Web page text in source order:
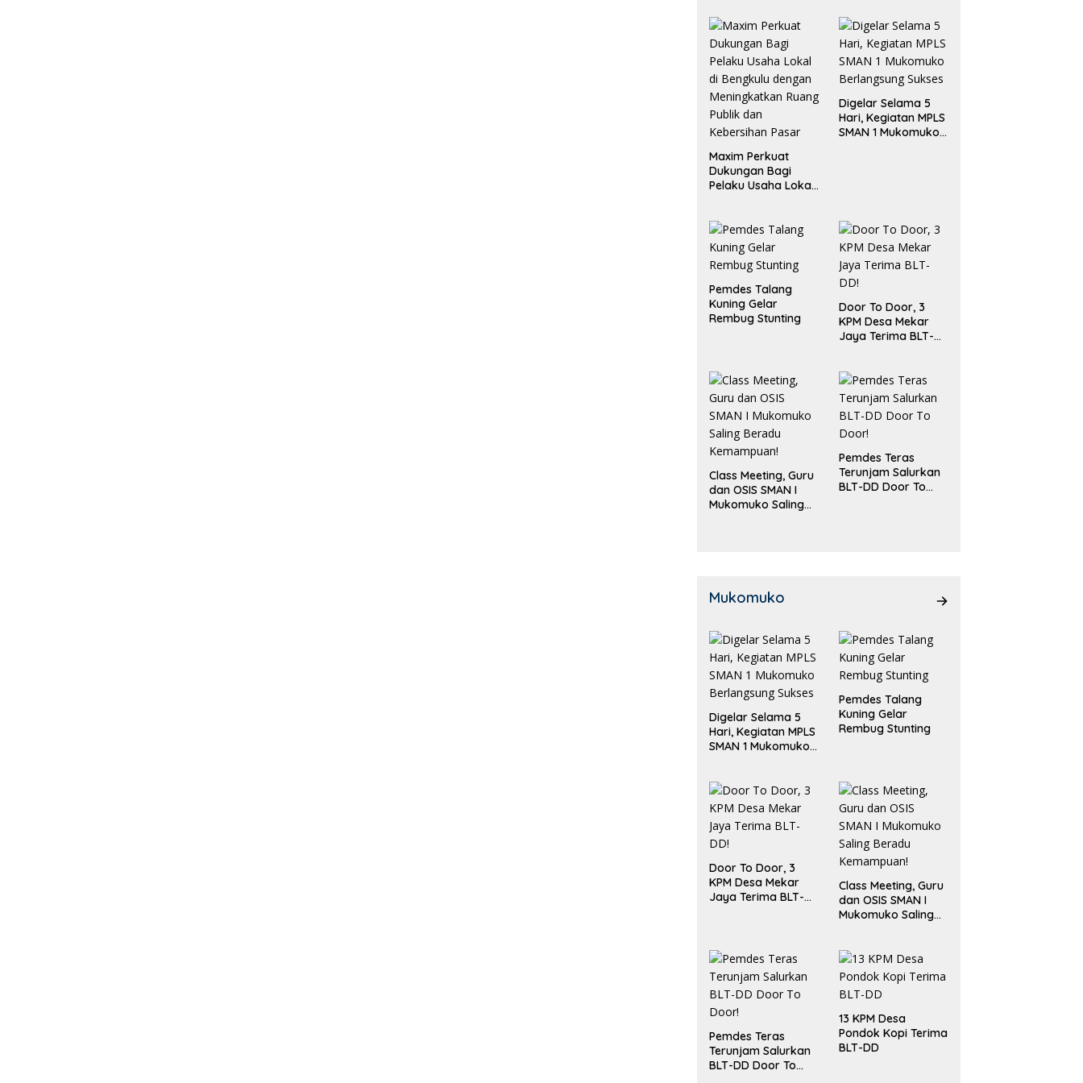
Maxim Perkuat
Dukungan Bagi
Pelaku Usaha Lokal
Ruang Publik dan
Kebersihan Pasar
Digelar Selama 5
Hari, Kegiatan MPLS
SMAN 1 Mukomuko
Pemdes Talang
Kuning Gelar
Rembug Stunting
Door To Door, 3
KPM Desa Mekar
Jaya Terima BLT-
Class Meeting, Guru
dan OSIS SMAN I
Mukomuko Saling
Pemdes Teras
Terunjam Salurkan
BLT-DD Door To
Mukomuko
Digelar Selama 5
Hari, Kegiatan MPLS
SMAN 1 Mukomuko
Pemdes Talang
Kuning Gelar
Rembug Stunting
Door To Door, 3
KPM Desa Mekar
Jaya Terima BLT-
Class Meeting, Guru
dan OSIS SMAN I
Mukomuko Saling
Pemdes Teras
Terunjam Salurkan
BLT-DD Door To
13 KPM Desa
Pondok Kopi Terima
BLT-DD